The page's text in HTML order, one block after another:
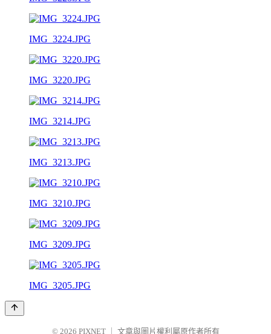
IMG_3224.JPG
IMG_3220.JPG
IMG_3214.JPG
IMG_3213.JPG
IMG_3210.JPG
IMG_3209.JPG
IMG_3205.JPG
© 2026 PIXNET 文章與圖片權利屬原作者所有